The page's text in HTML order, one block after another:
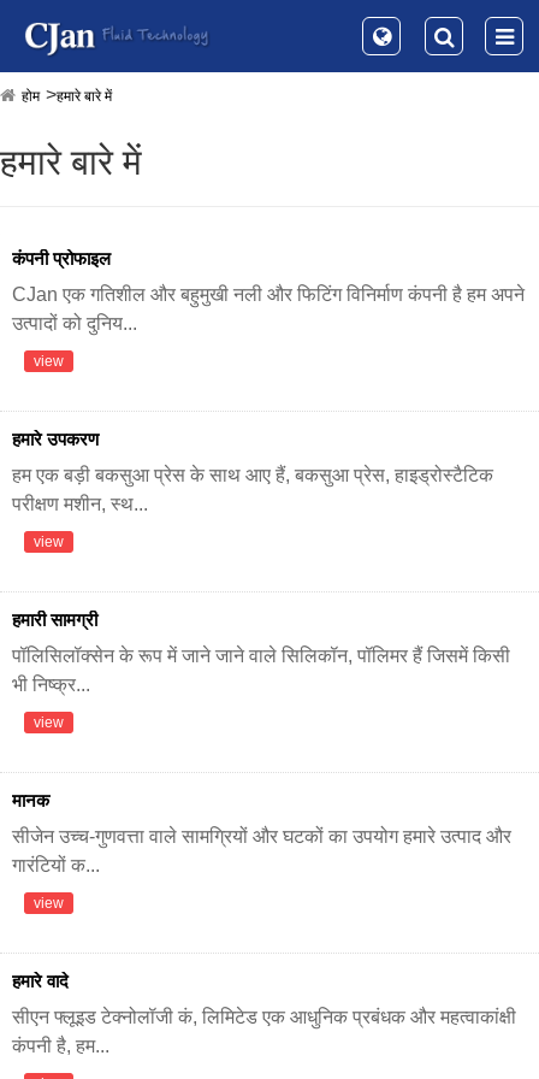
होम हमारे बारे में
हमारे बारे में
कंपनी प्रोफाइल
CJan एक गतिशील और बहुमुखी नली और फिटिंग विनिर्माण कंपनी है हम अपने
उत्पादों को दुनिय...
view
हमारे उपकरण
हम एक बड़ी बकसुआ प्रेस के साथ आए हैं, बकसुआ प्रेस, हाइड्रोस्टैटिक
परीक्षण मशीन, स्थ...
view
हमारी सामग्री
पॉलिसिलॉक्सेन के रूप में जाने जाने वाले सिलिकॉन, पॉलिमर हैं जिसमें किसी
भी निष्क्र...
view
मानक
सीजेन उच्च-गुणवत्ता वाले सामग्रियों और घटकों का उपयोग हमारे उत्पाद और
गारंटियों क...
view
हमारे वादे
सीएन फ्लूइड टेक्नोलॉजी कं, लिमिटेड एक आधुनिक प्रबंधक और महत्वाकांक्षी
कंपनी है, हम...